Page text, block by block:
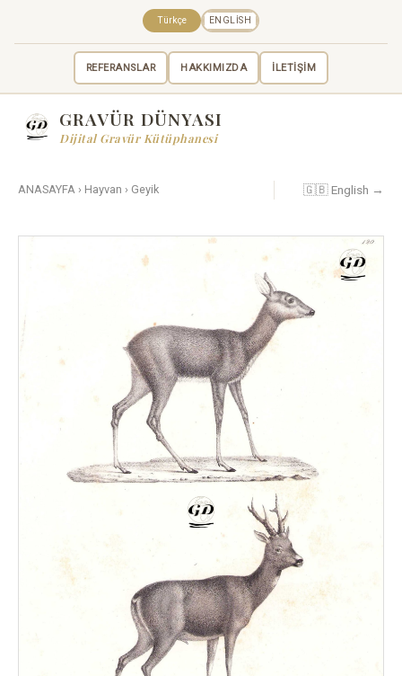
REFERANSLAR HAKKIMIZDA İLETİŞİM
Türkçe ENGLISH
GRAVÜR DÜNYASI
Dijital Gravür Kütüphanesi
ANASAYFA › Hayvan › Geyik 🇬🇧 English →